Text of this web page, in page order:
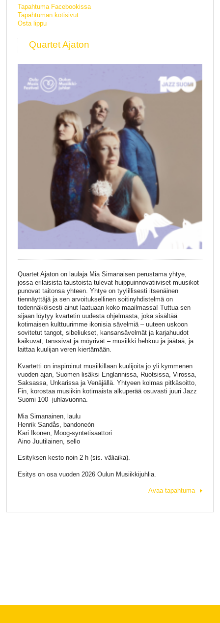
Tapahtuma Facebookissa
Tapahtuman kotisivut
Osta lippu
Quartet Ajaton
Quartet Ajaton on laulaja Mia Simanaisen perustama yhtye,
jossa erilaisista taustoista tulevat huippuinnovatiiviset muusikot
punovat taitonsa yhteen. Yhtye on tyylillisesti itsenäinen
tiennäyttäjä ja sen arvoituksellinen soitinyhdistelmä on
todennäköisesti ainut laatuaan koko maailmassa! Tuttua sen
sijaan löytyy kvartetin uudesta ohjelmasta, joka sisältää
kotimaisen kulttuurimme ikonisia sävelmiä – uuteen uskoon
sovitetut tangot, sibeliukset, kansansävelmät ja karjahuudot
kaikuvat, tanssivat ja möyrivät – musiikki hehkuu ja jäätää, ja
laittaa kuulijan veren kiertämään.
Kvartetti on inspiroinut musiikillaan kuulijoita jo yli kymmenen
vuoden ajan, Suomen lisäksi Englannissa, Ruotsissa, Virossa,
Saksassa, Unkarissa ja Venäjällä. Yhtyeen kolmas pitkäsoitto,
Fin, korostaa musiikin kotimaista alkuperää osuvasti juuri Jazz
Suomi 100 -juhlavuonna.
Mia Simanainen, laulu
Henrik Sandås, bandoneón
Kari Ikonen, Moog-syntetisaattori
Aino Juutilainen, sello
Esityksen kesto noin 2 h (sis. väliaika).
Esitys on osa vuoden 2026 Oulun Musiikkijuhlia.
Avaa tapahtuma